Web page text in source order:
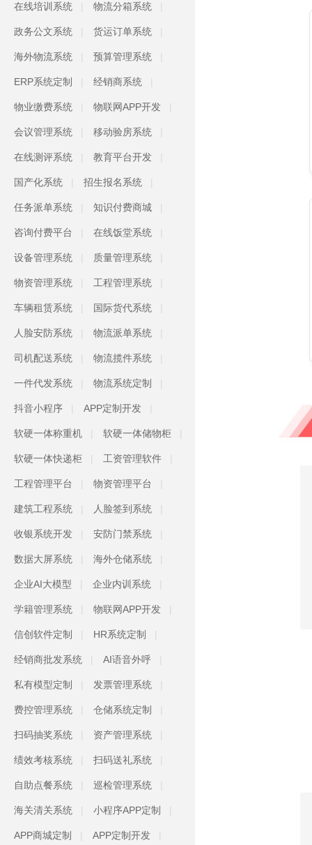
在线培训系统 物流分箱系统
政务公文系统 货运订单系统
海外物流系统 预算管理系统
ERP系统定制 经销商系统
物业缴费系统 物联网APP开发
会议管理系统 移动验房系统
在线测评系统 教育平台开发
国产化系统 招生报名系统
任务派单系统 知识付费商城
咨询付费平台 在线饭堂系统
设备管理系统 质量管理系统
物资管理系统 工程管理系统
车辆租赁系统 国际货代系统
人脸安防系统 物流派单系统
司机配送系统 物流揽件系统
一件代发系统 物流系统定制
抖音小程序 APP定制开发
软硬一体称重机 软硬一体储物柜
软硬一体快递柜 工资管理软件
工程管理平台 物资管理平台
建筑工程系统 人脸签到系统
收银系统开发 安防门禁系统
数据大屏系统 海外仓储系统
企业AI大模型 企业内训系统
学籍管理系统 物联网APP开发
信创软件定制 HR系统定制
经销商批发系统 AI语音外呼
私有模型定制 发票管理系统
费控管理系统 仓储系统定制
扫码抽奖系统 资产管理系统
绩效考核系统 扫码送礼系统
自助点餐系统 巡检管理系统
海关清关系统 小程序APP定制
APP商城定制 APP定制开发